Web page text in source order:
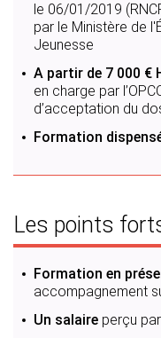
le 06/01/2019
par le Ministère de
Jeunesse
A partir de 7 000 €
en charge par
d’acceptation du
Formation
Les points
Formation en
accompagnement
Un salaire perçu